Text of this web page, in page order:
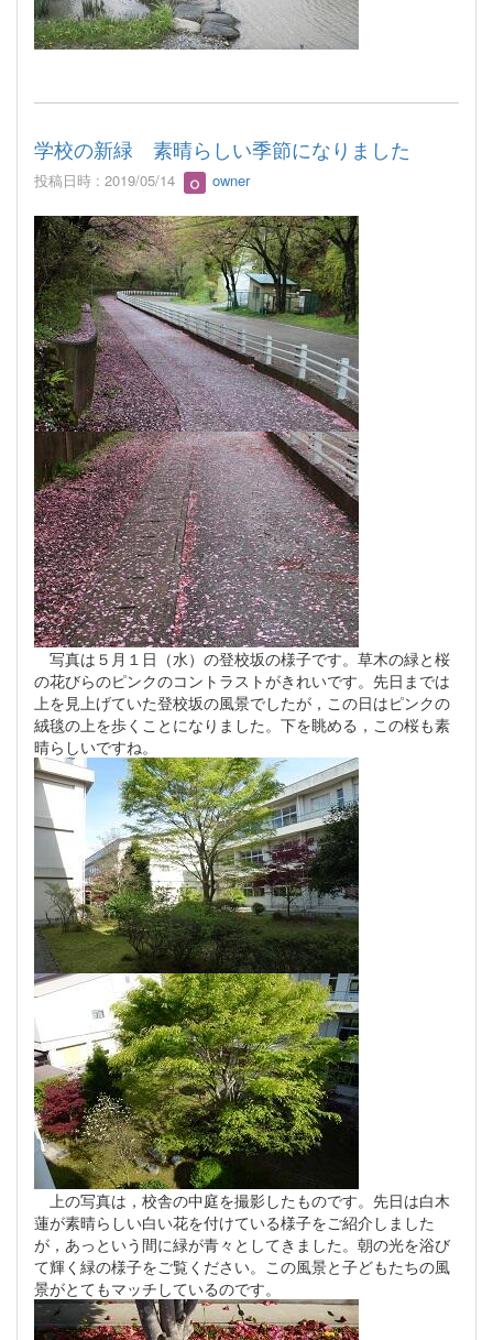
学校の新緑 素晴らしい季節になりました
投稿日時 : 2019/05/14 owner
写真は５月１日（水）の登校坂の様子です。草木の緑と桜
の花びらのピンクのコントラストがきれいです。先日までは
上を見上げていた登校坂の風景でしたが，この日はピンクの
絨毯の上を歩くことになりました。下を眺める，この桜も素
晴らしいですね。
上の写真は，校舎の中庭を撮影したものです。先日は白木
蓮が素晴らしい白い花を付けている様子をご紹介しました
が，あっという間に緑が青々としてきました。朝の光を浴び
て輝く緑の様子をご覧ください。この風景と子どもたちの風
景がとてもマッチしているのです。